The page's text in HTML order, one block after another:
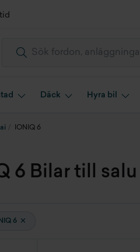
Däck Hyra bil
IONIQ 6
6 Bilar till salu
6